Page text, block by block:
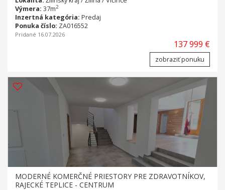
Výmera: 37m2
Inzertná kategória: Predaj
Ponuka číslo: ZA016552
Pridané 16.07.2026
137 999 €
zobraziť ponuku
MODERNÉ KOMERČNÉ PRIESTORY PRE ZDRAVOTNÍKOV,
RAJECKÉ TEPLICE - CENTRUM